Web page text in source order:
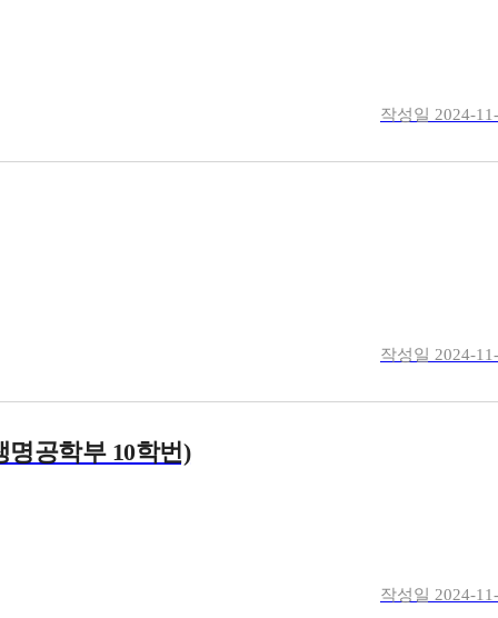
작성일 2024-
작성일 2024-
공학부 10학번)
작성일 2024-